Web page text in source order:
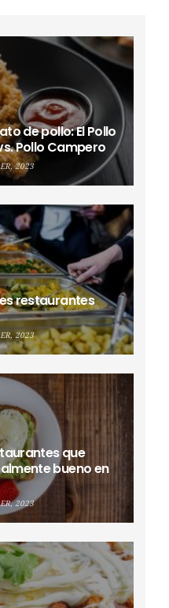
de pollo: El Pollo
Pollo Campero
2023
restaurantes
2023
que
bueno en
2023